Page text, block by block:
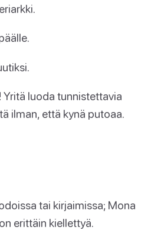
luoda tunnistettavia
ilman, että kynä putoaa.
tai kirjaimissa; Mona
erittäin kiellettyä.